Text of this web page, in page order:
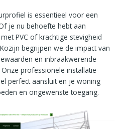
is essentieel voor een
je nu behoefte hebt aan
PVC of krachtige stevigheid
begrijpen we de impact van
en inbraakwerende
professionele installatie
perfect aansluit en je woning
en ongewenste toegang.